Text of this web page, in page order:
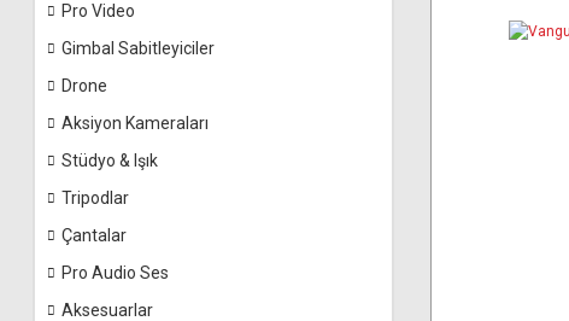
Pro Video
Gimbal Sabitleyiciler
Drone
Aksiyon Kameraları
Stüdyo & Işık
Tripodlar
Çantalar
Pro Audio Ses
Aksesuarlar